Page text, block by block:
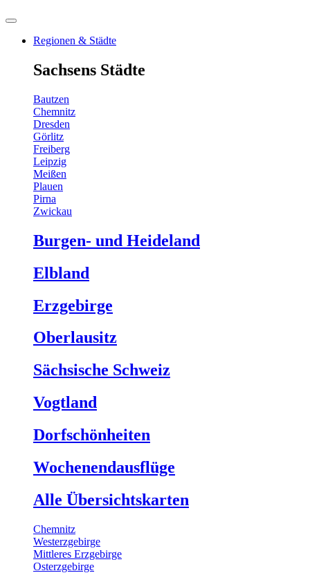
Regionen & Städte
Sachsens Städte
Bautzen
Chemnitz
Dresden
Görlitz
Freiberg
Leipzig
Meißen
Plauen
Pirna
Zwickau
Burgen- und Heideland
Elbland
Erzgebirge
Oberlausitz
Sächsische Schweiz
Vogtland
Dorfschönheiten
Wochenendausflüge
Alle Übersichtskarten
Chemnitz
Westerzgebirge
Mittleres Erzgebirge
Osterzgebirge